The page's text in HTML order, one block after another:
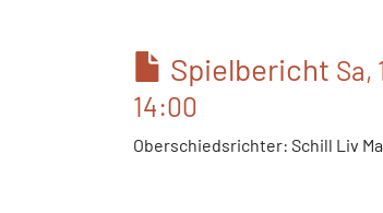
Spielbericht Sa,
14:00
Oberschiedsrichter: Schill Liv